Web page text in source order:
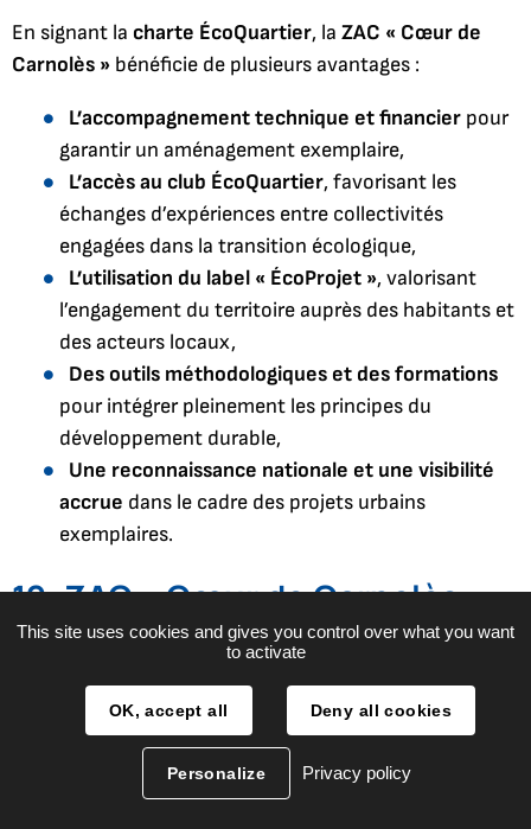
En signant la charte ÉcoQuartier, la ZAC « Cœur de
Carnolès » bénéficie de plusieurs avantages :
L’accompagnement technique et financier pour
garantir un aménagement exemplaire,
L’accès au club ÉcoQuartier, favorisant les
échanges d’expériences entre collectivités
engagées dans la transition écologique,
L’utilisation du label « ÉcoProjet », valorisant
l’engagement du territoire auprès des habitants et
des acteurs locaux,
Des outils méthodologiques et des formations
pour intégrer pleinement les principes du
développement durable,
Une reconnaissance nationale et une visibilité
accrue dans le cadre des projets urbains
exemplaires.
12. ZAC « Cœur de Carnolès » –
Signature d’une convention de
gestion pour la préservation
espèces protégées,
notammentl’hémidactyle
This site uses cookies and gives you control over what you want
to activate
OK, accept all Deny all cookies
Personalize Privacy policy